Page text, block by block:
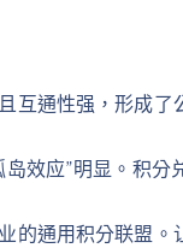
互通性强，形成
效应”明显。积
的通用积分联盟